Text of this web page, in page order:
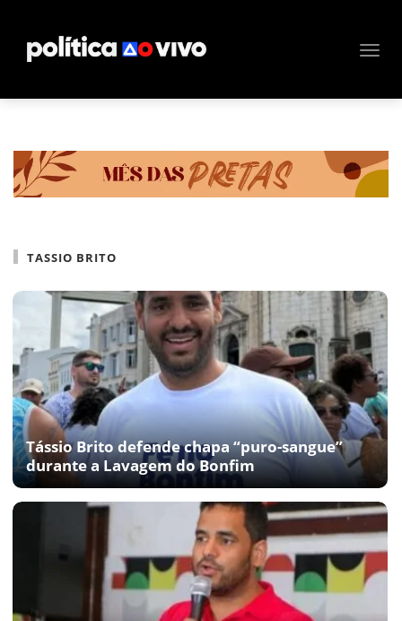
TASSIO BRITO
Tássio Brito defende chapa “puro-sangue”
durante a Lavagem do Bonfim